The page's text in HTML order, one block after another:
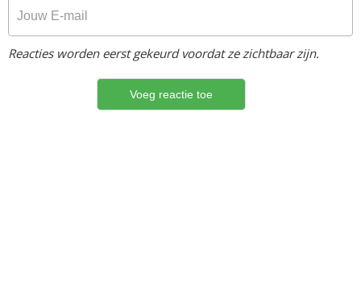
Reacties worden eerst gekeurd voordat ze zichtbaar zijn.